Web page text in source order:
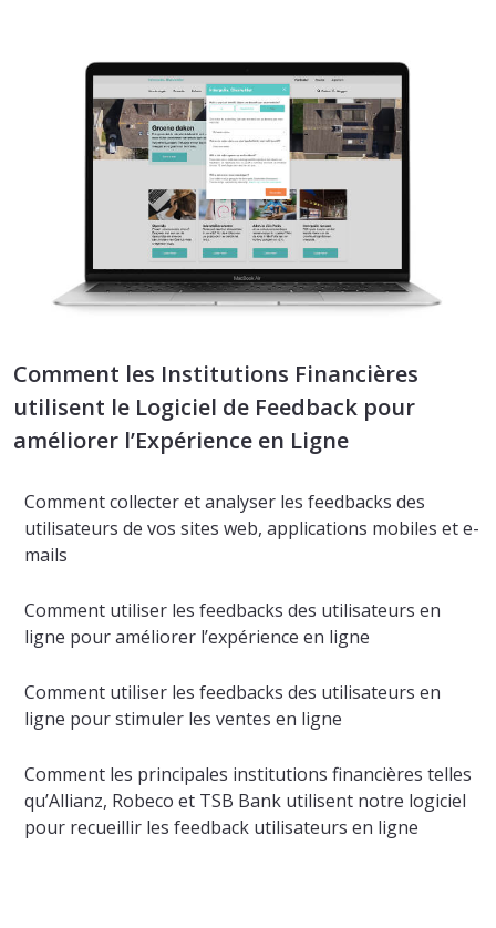
Comment les Institutions Financières
utilisent le Logiciel de Feedback pour
améliorer l’Expérience en Ligne
Comment collecter et analyser les feedbacks des
utilisateurs de vos sites web, applications mobiles et e-
mails
Comment utiliser les feedbacks des utilisateurs en
ligne pour améliorer l’expérience en ligne
Comment utiliser les feedbacks des utilisateurs en
ligne pour stimuler les ventes en ligne
Comment les principales institutions financières telles
qu’Allianz, Robeco et TSB Bank utilisent notre logiciel
pour recueillir les feedback utilisateurs en ligne